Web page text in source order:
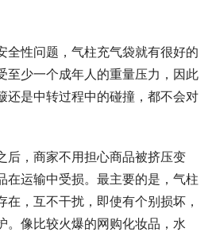
全性问题，气柱充气袋就有很好的
至少一个成年人的重量压力，因此
还是中转过程中的碰撞，都不会对
后，商家不用担心商品被挤压变
在运输中受损。最主要的是，气柱
，互不干扰，即使有个别损坏，
。像比较火爆的网购化妆品，水